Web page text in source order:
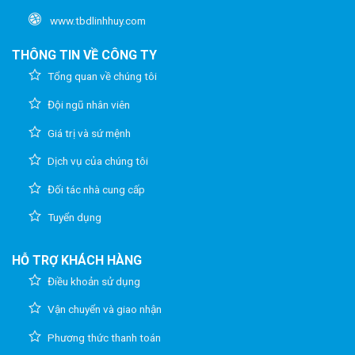
www.tbdlinhhuy.com
THÔNG TIN VỀ CÔNG TY
Tổng quan về chúng tôi
Đội ngũ nhân viên
Giá trị và sứ mệnh
Dịch vụ của chúng tôi
Đối tác nhà cung cấp
Tuyển dụng
HỖ TRỢ KHÁCH HÀNG
Điều khoản sử dụng
Vận chuyển và giao nhận
Phương thức thanh toán